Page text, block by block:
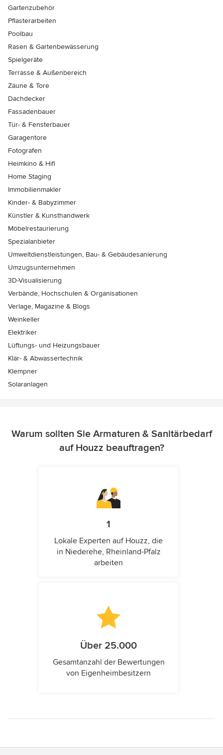
Gartenzubehör
Pflasterarbeiten
Poolbau
Rasen & Gartenbewässerung
Spielgeräte
Terrasse & Außenbereich
Zäune & Tore
Dachdecker
Fassadenbauer
Tür- & Fensterbauer
Garagentore
Fotografen
Heimkino & Hifi
Home Staging
Immobilienmakler
Kinder- & Babyzimmer
Künstler & Kunsthandwerk
Möbelrestaurierung
Spezialanbieter
Umweltdienstleistungen, Bau- & Gebäudesanierung
Umzugsunternehmen
3D-Visualisierung
Verbände, Hochschulen & Organisationen
Verlage, Magazine & Blogs
Weinkeller
Elektriker
Lüftungs- und Heizungsbauer
Klär- & Abwassertechnik
Klempner
Solaranlagen
Warum sollten Sie Armaturen & Sanitärbedarf
auf Houzz beauftragen?
1
Lokale Experten auf Houzz, die
in Niederehe, Rheinland-Pfalz
arbeiten
Über 25.000
Gesamtanzahl der Bewertungen
von Eigenheimbesitzern